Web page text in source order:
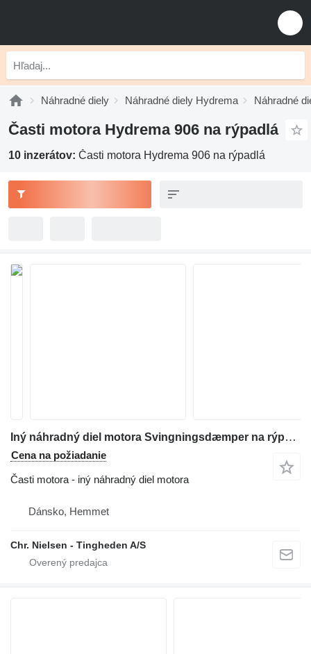
Náhradné diely Náhradné diely Hydrema Náhradné
Časti motora Hydrema 906 na rýpadlá
10 inzerátov: Časti motora Hydrema 906 na rýpadlá
Iný náhradný diel motora Svingningsdæmper na rýpadla-nakladača Hydrema 906
Cena na požiadanie
Časti motora - iný náhradný diel motora
Dánsko, Hemmet
Chr. Nielsen - Tingheden A/S